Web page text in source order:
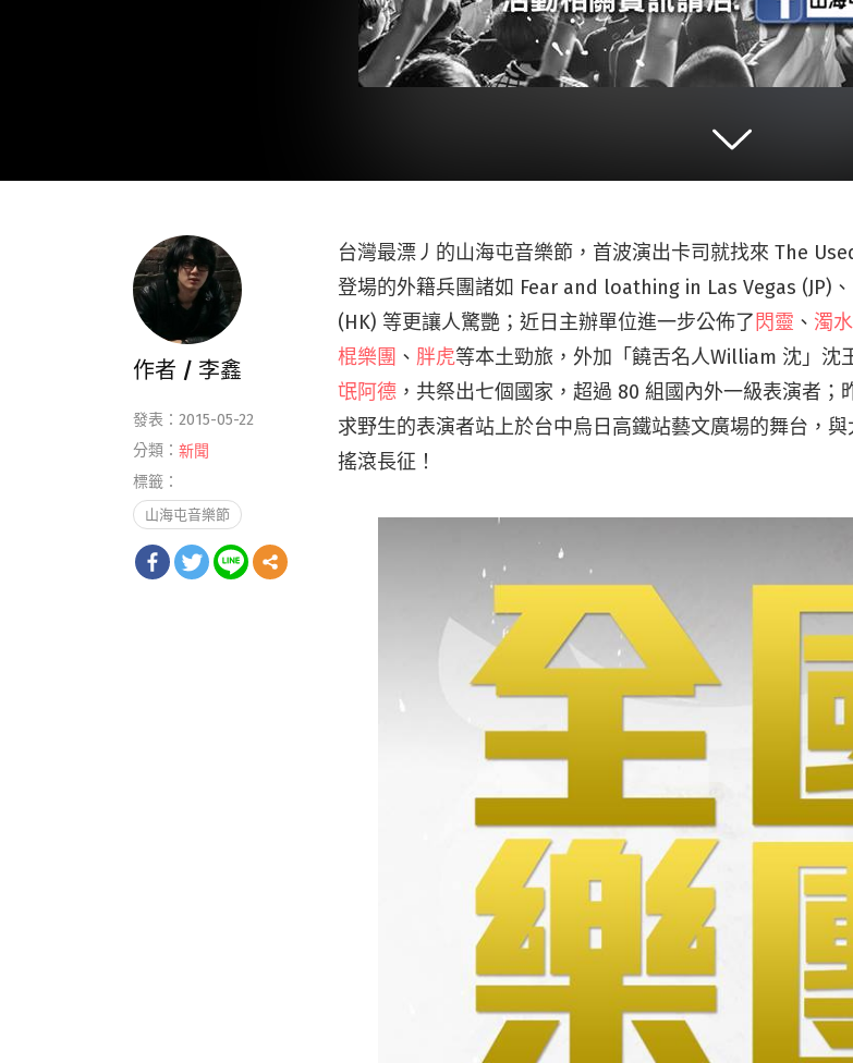
台灣最漂丿的山海屯音樂節，首波演出卡司就找來 The
登場的外籍兵團諸如 Fear and loathing in Las Vegas (JP)、
(HK) 等更讓人驚艷；近日主辦單位進一步公佈了 閃靈 、 濁
棍樂團 、 胖虎等本土勁旅，外加「饒舌名人William 沈」沈
氓阿德 ，共祭出七個國家，超過 80 組國內外一級表演者
求野生的表演者站上於台中烏日高鐵站藝文廣場的舞台，
搖滾長征！
作者 / 李鑫
發表：2015-05-22
分類： 新聞
標籤：
山海屯音樂節